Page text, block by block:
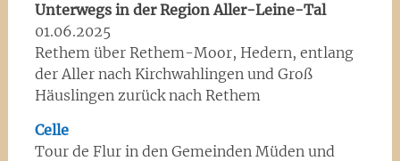
Unterwegs in der Region Aller-Leine-Tal
01.06.2025
Rethem über Rethem-Moor, Hedern, entlang
der Aller nach Kirchwahlingen und Groß
Häuslingen zurück nach Rethem
Celle
Tour de Flur in den Gemeinden Müden und